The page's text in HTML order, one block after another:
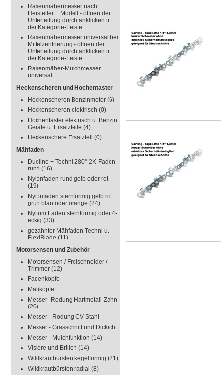
Rasenmähermesser nach
Hersteller + Modell - öffnen der
Unterteilung durch anklicken in
der Kategorie-Leiste
Rasenmähermesser universal bei
Mittelzentrierung - öffnen der
Unterteilung durch anklicken in
der Kategorie-Leiste
Rasenmäher-Mulchmesser
universal
Heckenscheren und Hochentaster
Heckenscheren Benzinmotor (6)
Heckenscheren elektrisch (0)
Hochentaster elektrisch u. Benzin
Geräte u. Ersatzteile (4)
Heckenschere Ersatzteil (0)
Mähfaden
Duoline + Techni 280° 2K-Faden
rund (16)
Nylonfaden rund gelb oder rot
(19)
Nylonfaden sternförmig gelb rot
grün blau oder orange (24)
Nylium Faden sternförmig oder 4-
eckig (33)
gezahnter Mähfaden Techni u.
FlexiBlade (11)
Motorsensen und Zubehör
Motorsensen / Freischneider /
Trimmer (12)
Fadenköpfe
Mähköpfe
Messer- Rodung Hartmetall-Zahn
(20)
Messer - Rodung CV-Stahl
Messer - Grasschnitt und Dickicht
Messer - Mulchfunktion (14)
Visiere und Brillen (14)
Wildkrautbürsten kegelförmig (21)
Wildkrautbürsten radial (8)